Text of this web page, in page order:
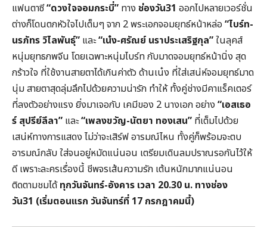
แฟนตาซี“ดวงใจจอมกระบี่” ทาง ช่องวัน31 ออกไปหลายเวอร์ชั่น
ต่างก็โดนตกหัวใจไปเต็มๆ จาก 2 พระเอกจอมยุทธ์หน้าหล่อ “ไบร์ท-
นรภัทร วิไลพันธุ์” และ“เน๋ง-ศรัณย์ นราประเสริฐกุล”ในลุคส์
หนุ่มยุทธภพจีน โดยเฉพาะหนุ่มไบร์ท กับมาดจอมยุทธ์หน้านิ่ง สุด
กร้าวใจ ที่ใช้งานสายตาได้เกินค่าตัว ด้านเน๋ง ที่ใส่เสน่ห์จอมยุทธ์มาด
นุ่ม สายตาสุดลุ่มลึกไปด้วยความน่ารัก ทำให้ ทั้งคู่ช่างมีคาแร็คเตอร์
ที่ลงตัวอย่างแรง ยิ่งมาเจอกับ เคมีของ 2 นางเอก อย่าง “เอสเธอ
ร์ สุปรีย์ลีลา” และ“เพลงขวัญ-นัตยา ทองเสน” ที่เต็มไปด้วย
เสน่ห์ทางการแสดง ไม่ว่าจะเสิร์ฟ อารมณ์ไหน ทั้งคู่ก็พร้อมจะตบ
อารมณ์กลับ ใส่จนอยู่หมัดแน่นอน เตรียมเดินลมปราณรอกันไว้ให้
ดี เพราะละครเรื่องนี้ ชีพจรเส้นความรัก เต้นหนักมากแน่นอน
ติดตามชมได้ทุกวันจันทร์-อังคาร เวลา 20.30 น. ทางช่อง
วัน31 (เริ่มตอนแรก วันจันทร์ที่ 17 กรกฎาคมนี้)